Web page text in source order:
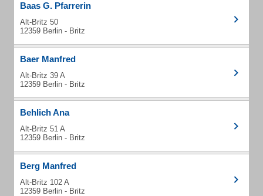
Baas G. Pfarrerin
Alt-Britz 50
12359 Berlin - Britz
Baer Manfred
Alt-Britz 39 A
12359 Berlin - Britz
Behlich Ana
Alt-Britz 51 A
12359 Berlin - Britz
Berg Manfred
Alt-Britz 102 A
12359 Berlin - Britz